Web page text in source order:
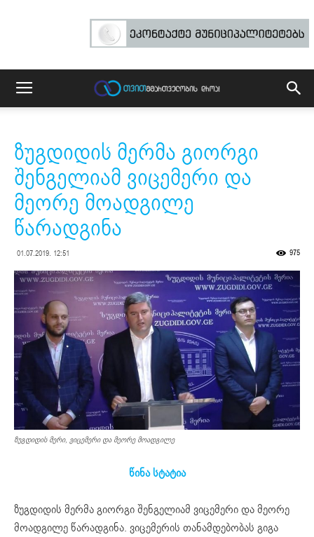
ზუგდიდის მერმა გიორგი
შენგელიამ ვიცემერი და
მეორე მოადგილე
წარადგინა
01.07.2019. 12:51 975
ზუგდიდის მერი, ვიცემერი და მეორე მოადგილე
წინა სტატია
ზუგდიდის მერმა გიორგი შენგელიამ ვიცემერი და მეორე
მოადგილე წარადგინა. ვიცემერის თანამდებობას გიგა